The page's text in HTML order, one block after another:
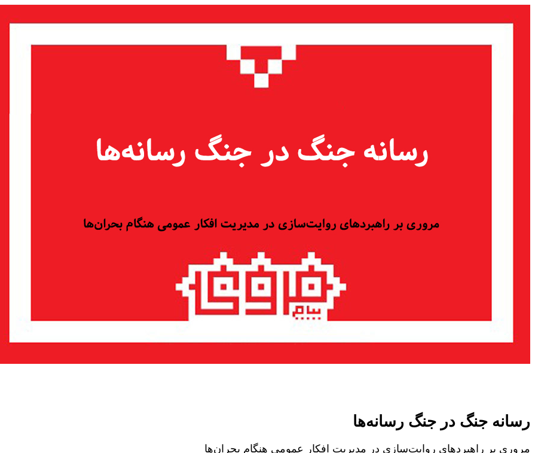
رسانه جنگ در جنگ رسانه‌ها
مروری بر راهبردهای روایت‌سازی در مدیریت افکار عمومی هنگام بحران‌ها